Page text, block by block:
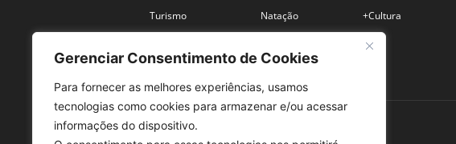
Gerenciar Consentimento de Cookies
Para fornecer as melhores experiências, usamos
tecnologias como cookies para armazenar e/ou acessar
informações do dispositivo.
Turismo
Natação
+Cultura